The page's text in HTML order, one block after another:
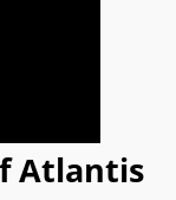
Atlantis